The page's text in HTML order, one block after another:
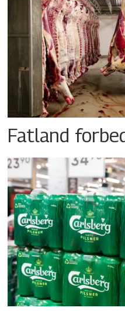
Fatland